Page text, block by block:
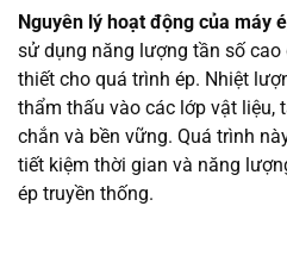
Nguyên lý hoạt động của máy
sử dụng năng lượng tần số
thiết cho quá trình ép. Nhiệt
thẩm thấu vào các lớp vật liệu,
chắn và bền vững. Quá trình
tiết kiệm thời gian và năng
ép truyền thống.